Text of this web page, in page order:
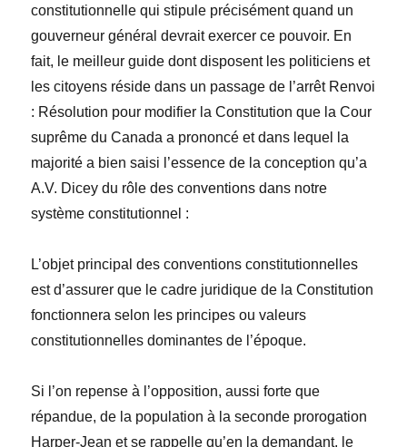
constitutionnelle qui stipule précisément quand un
gouverneur général devrait exercer ce pouvoir. En
fait, le meilleur guide dont disposent les politiciens et
les citoyens réside dans un passage de l’arrêt Renvoi
: Résolution pour modifier la Constitution que la Cour
suprême du Canada a prononcé et dans lequel la
majorité a bien saisi l’essence de la conception qu’a
A.V. Dicey du rôle des conventions dans notre
système constitutionnel :
L’objet principal des conventions constitutionnelles
est d’assurer que le cadre juridique de la Constitution
fonctionnera selon les principes ou valeurs
constitutionnelles dominantes de l’époque.
Si l’on repense à l’opposition, aussi forte que
répandue, de la population à la seconde prorogation
Harper-Jean et se rappelle qu’en la demandant, le